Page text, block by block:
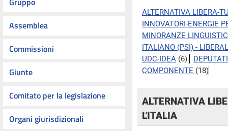
Assemblea
Commissioni
Giunte
Comitato per la legislazione
Organi giurisdizionali
ALTERNATIVA LIBERA-
INNOVATORI-ENERGIE
MINORANZE
ITALIANO (PSI) -
UDC-IDEA (6)
COMPONENTE (18)
ALTERNATIVA
L'ITALIA